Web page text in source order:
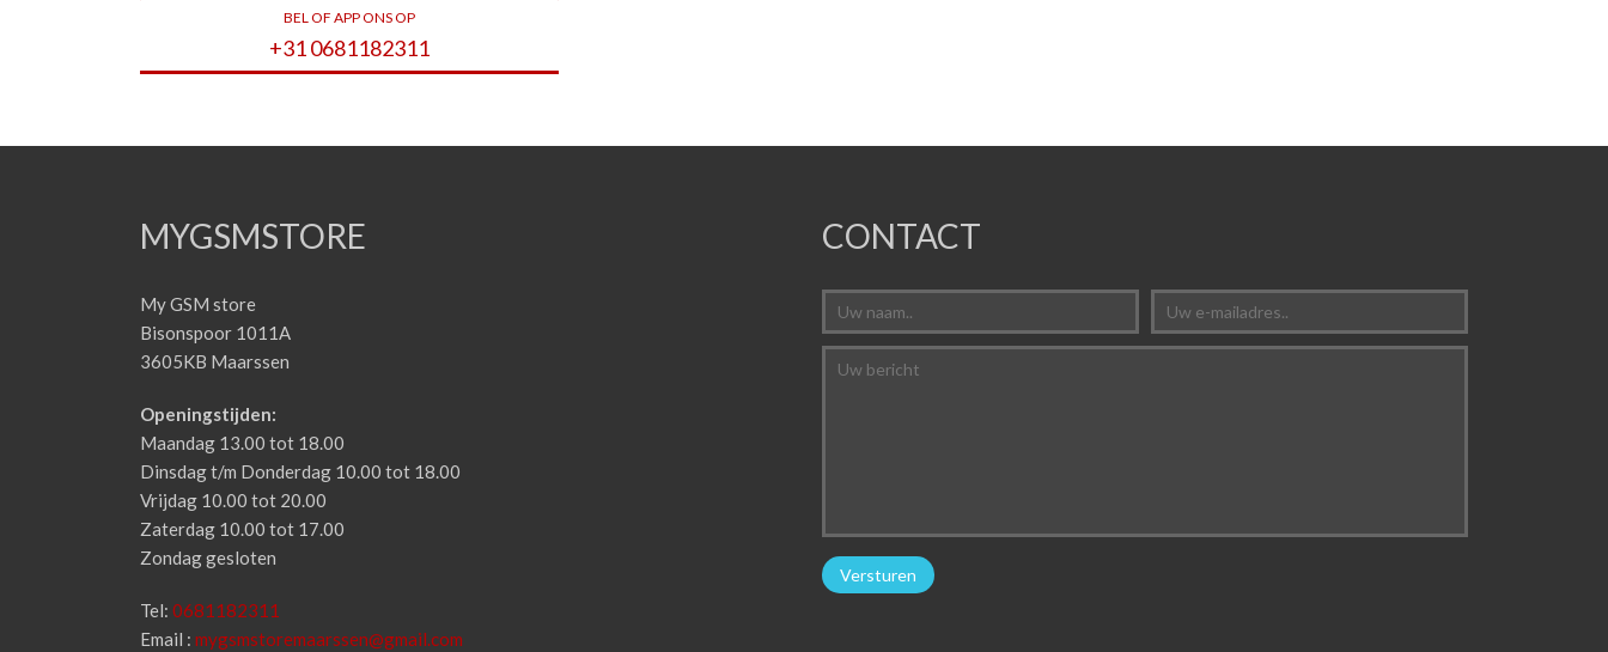
BEL OF APP ONS OP
+31 0681182311
MYGSMSTORE
My GSM store
Bisonspoor 1011A
3605KB Maarssen
Openingstijden:
Maandag 13.00 tot 18.00
Dinsdag t/m Donderdag 10.00 tot 18.00
Vrijdag 10.00 tot 20.00
Zaterdag 10.00 tot 17.00
Zondag gesloten
Tel: 0681182311
Email : mygsmstoremaarssen@gmail.com
CONTACT